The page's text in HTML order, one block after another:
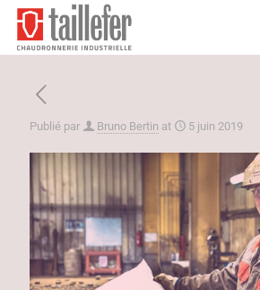
Publié par Bruno Bertin at 5 juin 2019